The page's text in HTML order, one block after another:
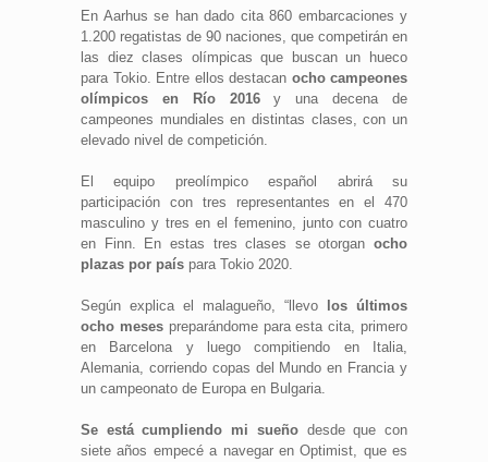
En Aarhus se han dado cita 860 embarcaciones y
1.200 regatistas de 90 naciones, que competirán en
las diez clases olímpicas que buscan un hueco
para Tokio. Entre ellos destacan ocho campeones
olímpicos en Río 2016y una decena de
campeones mundiales en distintas clases, con un
elevado nivel de competición.
El equipo preolímpico español abrirá su
participación con tres representantes en el 470
masculino y tres en el femenino, junto con cuatro
en Finn. En estas tres clases se otorgan ocho
plazas por país para Tokio 2020.
Según explica el malagueño, “llevo
los últimos
ocho mesespreparándome para esta cita, primero
en Barcelona y luego compitiendo en Italia,
Alemania, corriendo copas del Mundo en Francia y
un campeonato de Europa en Bulgaria.
Se está cumpliendo mi sueñodesde que con
siete años empecé a navegar en Optimist, que es